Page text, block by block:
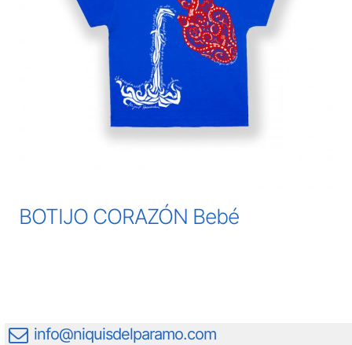
BOTIJO CORAZÓN Bebé
info@niquisdelparamo.com